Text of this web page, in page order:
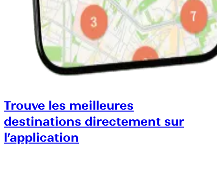
Trouve les meilleures
destinations directement sur
l’application